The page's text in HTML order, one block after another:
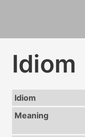
Idiom
Idiom
Meaning